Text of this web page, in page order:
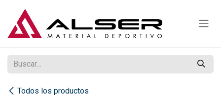
Todos los productos